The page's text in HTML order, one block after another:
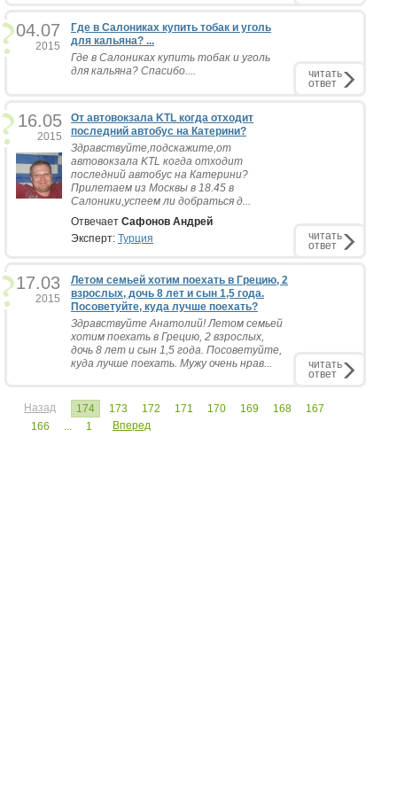
04.07
2015
Где в Салониках купить тобак и уголь
для кальяна? ...
Где в Салониках купить тобак и уголь
для кальяна? Спасибо....
читать
ответ
16.05
2015
От автовокзала KTL когда отходит
последний автобус на Катерини?
Здравствуйте,подскажите,от
автовокзала KTL когда отходит
последний автобус на Катерини?
Прилетаем из Москвы в 18.45 в
Салоники,успеем ли добраться д...
Отвечает Сафонов Андрей
Эксперт: Турция читать
ответ
17.03
2015
Летом семьей хотим поехать в Грецию, 2
взрослых, дочь 8 лет и сын 1,5 года.
Посоветуйте, куда лучше поехать?
Здравствуйте Анатолий! Летом семьей
хотим поехать в Грецию, 2 взрослых,
дочь 8 лет и сын 1,5 года. Посоветуйте,
куда лучше поехать. Мужу очень нрав...
читать
ответ
Назад 174 173 172 171 170 169 168
167
166
... 1 Вперед